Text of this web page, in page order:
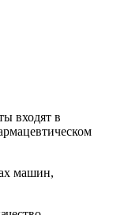
входят в
машин,